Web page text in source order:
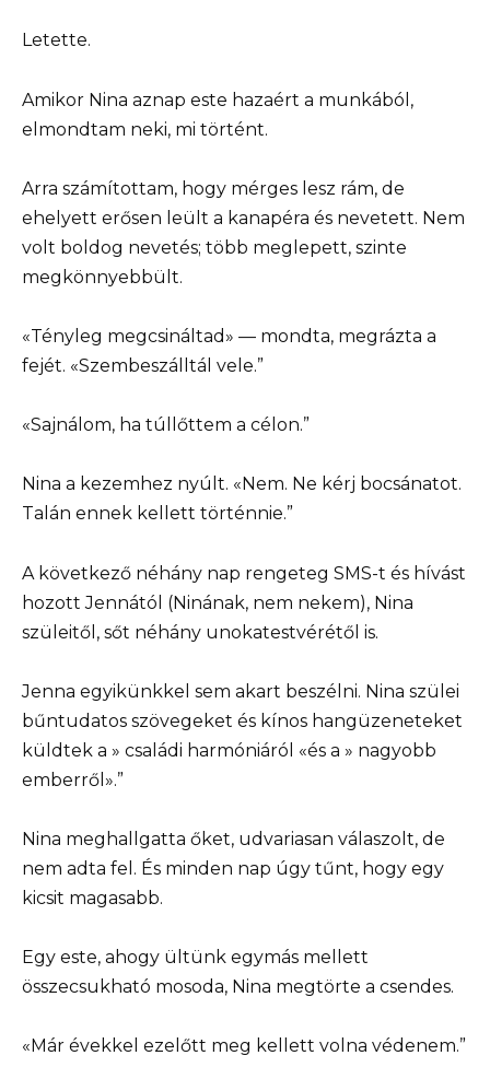
Letette.
Amikor Nina aznap este hazaért a munkából,
elmondtam neki, mi történt.
Arra számítottam, hogy mérges lesz rám, de
ehelyett erősen leült a kanapéra és nevetett. Nem
volt boldog nevetés; több meglepett, szinte
megkönnyebbült.
«Tényleg megcsináltad» — mondta, megrázta a
fejét. «Szembeszálltál vele.”
«Sajnálom, ha túllőttem a célon.”
Nina a kezemhez nyúlt. «Nem. Ne kérj bocsánatot.
Talán ennek kellett történnie.”
A következő néhány nap rengeteg SMS-t és hívást
hozott Jennától (Ninának, nem nekem), Nina
szüleitől, sőt néhány unokatestvérétől is.
Jenna egyikünkkel sem akart beszélni. Nina szülei
bűntudatos szövegeket és kínos hangüzeneteket
küldtek a » családi harmóniáról «és a » nagyobb
emberről».”
Nina meghallgatta őket, udvariasan válaszolt, de
nem adta fel. És minden nap úgy tűnt, hogy egy
kicsit magasabb.
Egy este, ahogy ültünk egymás mellett
összecsukható mosoda, Nina megtörte a csendes.
«Már évekkel ezelőtt meg kellett volna védenem.”